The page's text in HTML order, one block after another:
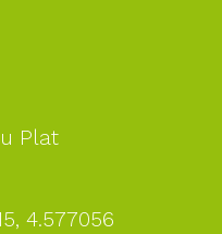
Plat
4.577056